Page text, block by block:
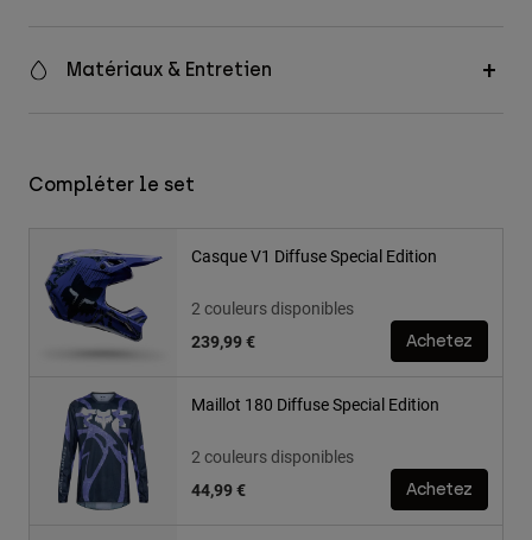
Matériaux & Entretien
Compléter le set
Casque V1 Diffuse Special Edition
2 couleurs disponibles
239,99 €
Achetez
Maillot 180 Diffuse Special Edition
2 couleurs disponibles
44,99 €
Achetez